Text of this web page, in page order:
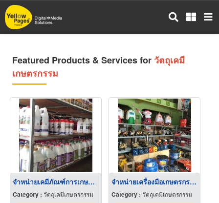
Skip
to
main
Featured Products & Services for วัตถุเคมี
เกษตรกรรม
จำหน่ายเคมีภัณฑ์การเกษตร ชุมพร
Category : วัตถุเคมีเกษตรกรรม
จำหน่ายเครื่องมือเกษตรกรรม
Category :วัตถุเคมีเกษตรกรรม